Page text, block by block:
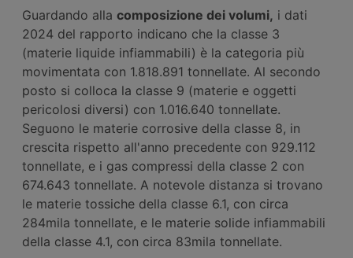
Guardando alla composizione dei volumi, i dati
2024 del rapporto indicano che la classe 3
(materie liquide infiammabili) è la categoria più
movimentata con 1.818.891 tonnellate. Al secondo
posto si colloca la classe 9 (materie e oggetti
pericolosi diversi) con 1.016.640 tonnellate.
Seguono le materie corrosive della classe 8, in
crescita rispetto all'anno precedente con 929.112
tonnellate, e i gas compressi della classe 2 con
674.643 tonnellate. A notevole distanza si trovano
le materie tossiche della classe 6.1, con circa
284mila tonnellate, e le materie solide infiammabili
della classe 4.1, con circa 83mila tonnellate.